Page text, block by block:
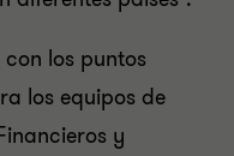
con los puntos
los equipos de
y